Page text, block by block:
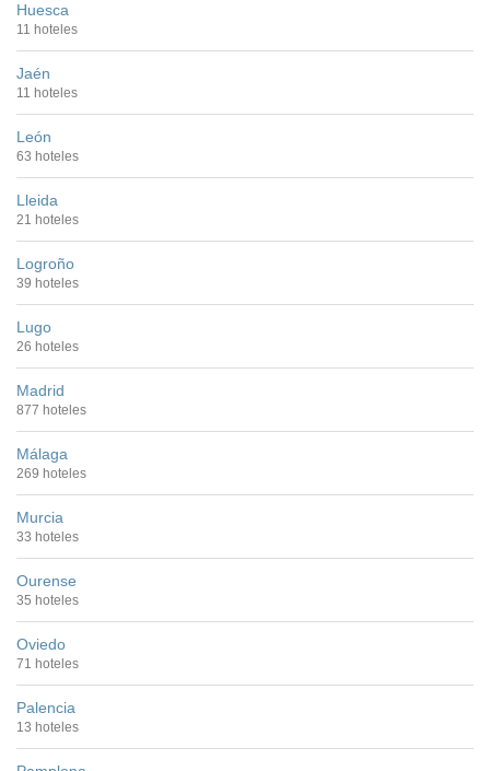
Huesca
11 hoteles
Jaén
11 hoteles
León
63 hoteles
Lleida
21 hoteles
Logroño
39 hoteles
Lugo
26 hoteles
Madrid
877 hoteles
Málaga
269 hoteles
Murcia
33 hoteles
Ourense
35 hoteles
Oviedo
71 hoteles
Palencia
13 hoteles